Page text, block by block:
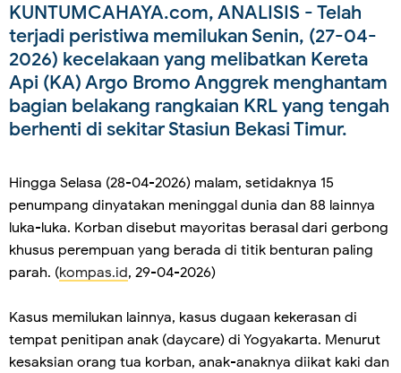
KUNTUMCAHAYA.com, ANALISIS - Telah
terjadi peristiwa memilukan Senin, (27-04-
2026) kecelakaan yang melibatkan Kereta
Api (KA) Argo Bromo Anggrek menghantam
bagian belakang rangkaian KRL yang tengah
berhenti di sekitar Stasiun Bekasi Timur.
Hingga Selasa (28-04-2026) malam, setidaknya 15
penumpang dinyatakan meninggal dunia dan 88 lainnya
luka-luka. Korban disebut mayoritas berasal dari gerbong
khusus perempuan yang berada di titik benturan paling
parah. (kompas.id, 29-04-2026)
Kasus memilukan lainnya, kasus dugaan kekerasan di
tempat penitipan anak (daycare) di Yogyakarta. Menurut
kesaksian orang tua korban, anak-anaknya diikat kaki dan